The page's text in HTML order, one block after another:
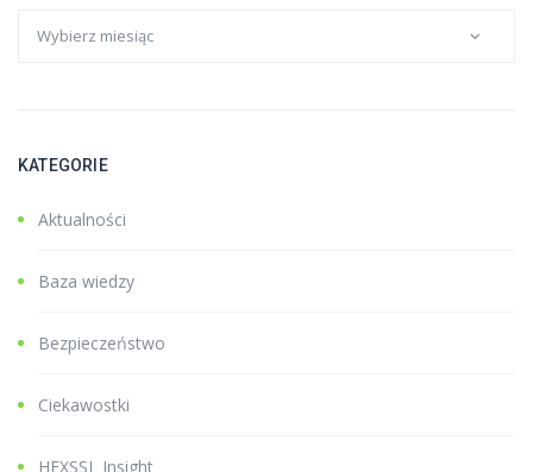
KATEGORIE
Aktualności
Baza wiedzy
Bezpieczeństwo
Ciekawostki
HEXSSL Insight